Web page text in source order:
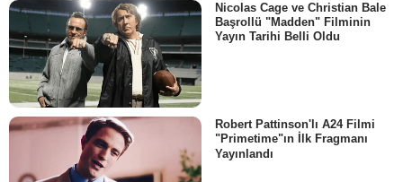
Nicolas Cage ve Christian Bale
Başrollü "Madden" Filminin
Yayın Tarihi Belli Oldu
Robert Pattinson'lı A24 Filmi
"Primetime"ın İlk Fragmanı
Yayınlandı